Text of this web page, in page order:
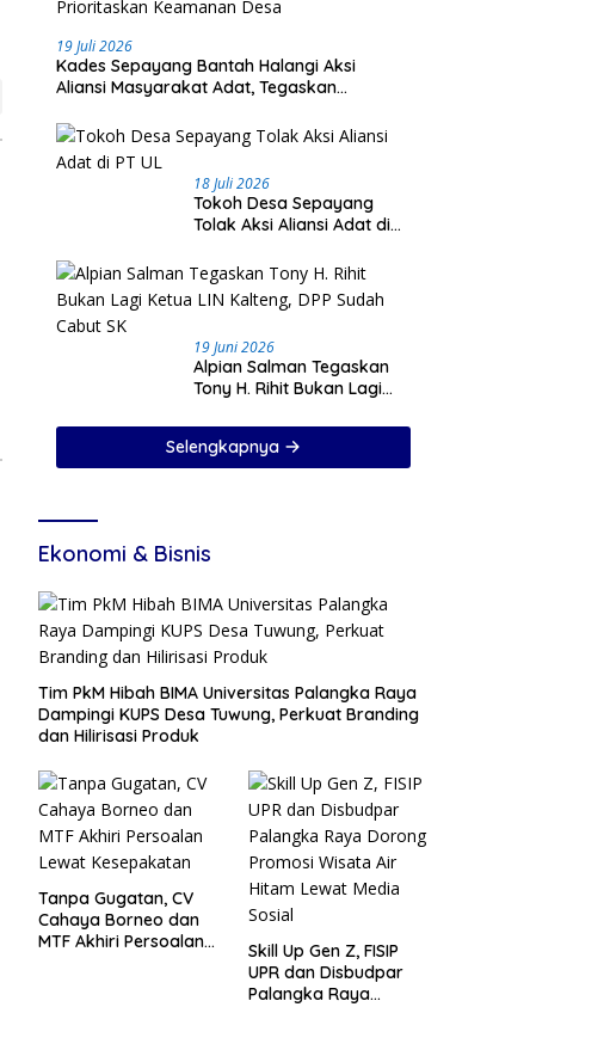
19 Juli 2026
Kades Sepayang Bantah Halangi Aksi
Aliansi Masyarakat Adat, Tegaskan
18 Juli 2026
Tokoh Desa Sepayang
Tolak Aksi Aliansi Adat di
19 Juni 2026
Alpian Salman Tegaskan
Tony H. Rihit Bukan Lagi
Sudah Cabut SK
Selengkapnya
Ekonomi & Bisnis
Tim PkM Hibah BIMA Universitas Palangka Raya
Dampingi KUPS Desa Tuwung, Perkuat Branding
dan Hilirisasi Produk
Tanpa Gugatan, CV
Cahaya Borneo dan
MTF Akhiri Persoalan
Skill Up Gen Z, FISIP
UPR dan Disbudpar
Palangka Raya